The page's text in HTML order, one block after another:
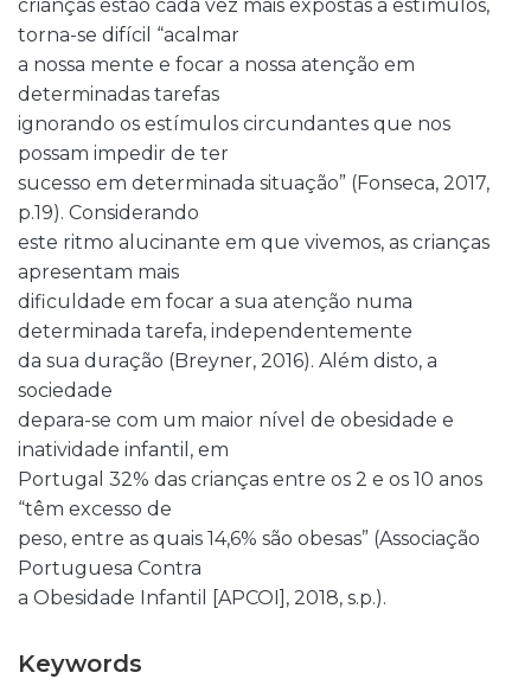
crianças estão cada vez mais expostas a estímulos,
torna-se difícil “acalmar
a nossa mente e focar a nossa atenção em
determinadas tarefas
ignorando os estímulos circundantes que nos
possam impedir de ter
sucesso em determinada situação” (Fonseca, 2017,
p.19). Considerando
este ritmo alucinante em que vivemos, as crianças
apresentam mais
dificuldade em focar a sua atenção numa
determinada tarefa, independentemente
da sua duração (Breyner, 2016). Além disto, a
sociedade
depara-se com um maior nível de obesidade e
inatividade infantil, em
Portugal 32% das crianças entre os 2 e os 10 anos
“têm excesso de
peso, entre as quais 14,6% são obesas” (Associação
Portuguesa Contra
a Obesidade Infantil [APCOI], 2018, s.p.).
Keywords